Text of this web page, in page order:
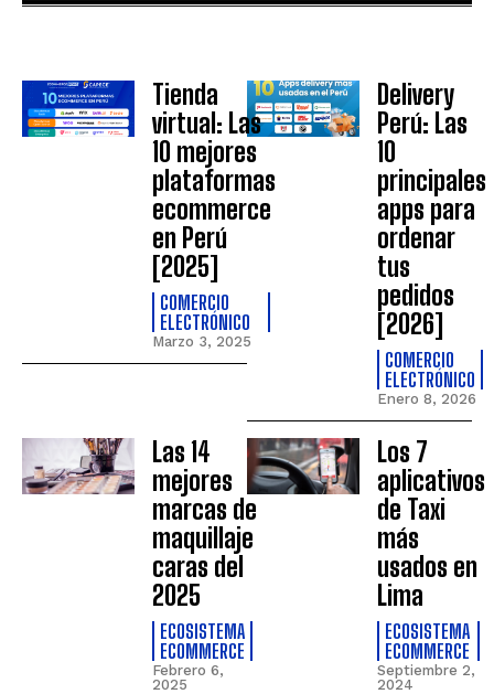
Tienda
virtual: Las
10 mejores
plataformas
ecommerce
en Perú
[2025]
COMERCIO
ELECTRÓNICO
Marzo 3, 2025
Delivery
Perú: Las
10
principales
apps para
ordenar
tus
pedidos
[2026]
COMERCIO
ELECTRÓNICO
Enero 8, 2026
Las 14
mejores
marcas de
maquillaje
caras del
2025
ECOSISTEMA
ECOMMERCE
Febrero 6,
2025
Los 7
aplicativos
de Taxi
más
usados en
Lima
ECOSISTEMA
ECOMMERCE
Septiembre 2,
2024